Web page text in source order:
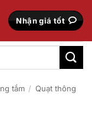
Nhận giá tốt
tắm / Quạt thông